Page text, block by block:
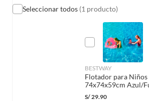
Seleccionar todos (1 producto)
BESTWAY
Flotador para Niños
74x74x59cm Azul/
S/ 29.90